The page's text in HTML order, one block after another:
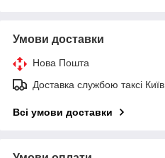
Умови доставки
Нова Пошта
Доставка службою таксі Київ
Всі умови доставки